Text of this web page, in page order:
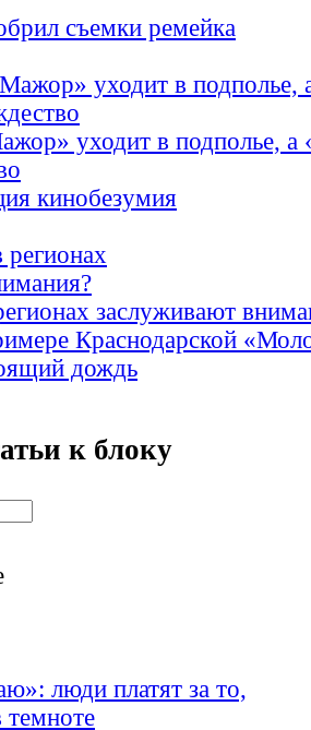
съемки ремейка
уходит в подполье, а
кинобезумия
заслуживают
Краснодарской
дождь
к блоку